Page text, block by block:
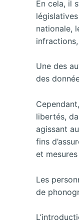
En cela, il
nationale,
Une des
des
libertés,
agissant
fins
et
Les
de